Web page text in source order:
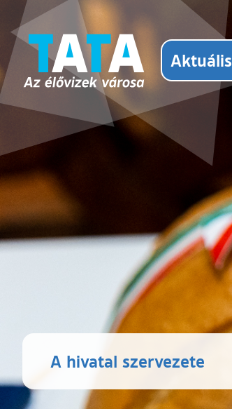
Aktuális
A hivatal szervezete